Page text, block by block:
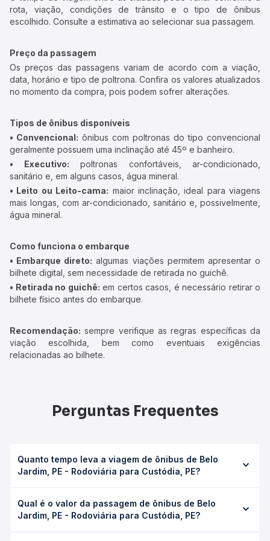
rota, viação, condições de trânsito e o tipo de ônibus
escolhido. Consulte a estimativa ao selecionar sua passagem.
Preço da passagem
Os preços das passagens variam de acordo com a viação,
data, horário e tipo de poltrona. Confira os valores atualizados
no momento da compra, pois podem sofrer alterações.
Tipos de ônibus disponíveis
• Convencional: ônibus com poltronas do tipo convencional
geralmente possuem uma inclinação até 45º e banheiro.
• Executivo: poltronas confortáveis, ar-condicionado,
sanitário e, em alguns casos, água mineral.
• Leito ou Leito-cama: maior inclinação, ideal para viagens
mais longas, com ar-condicionado, sanitário e, possivelmente,
água mineral.
Como funciona o embarque
• Embarque direto: algumas viações permitem apresentar o
bilhete digital, sem necessidade de retirada no guichê.
• Retirada no guichê: em certos casos, é necessário retirar o
bilhete físico antes do embarque.
Recomendação: sempre verifique as regras específicas da
viação escolhida, bem como eventuais exigências
relacionadas ao bilhete.
Perguntas Frequentes
Quanto tempo leva a viagem de ônibus de Belo
Jardim, PE - Rodoviária para Custódia, PE?
Custódia, PE leva em média 2h 49min, podendo variar
conforme a viação, o tipo de serviço (convencional,
Qual é o valor da passagem de ônibus de Belo
Jardim, PE - Rodoviária para Custódia, PE?